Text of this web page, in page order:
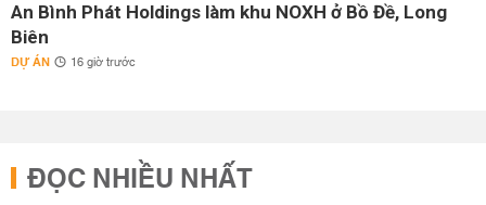
An Bình Phát Holdings làm khu NOXH ở Bồ Đề, Long
Biên
DỰ ÁN 16 giờ trước
ĐỌC NHIỀU NHẤT